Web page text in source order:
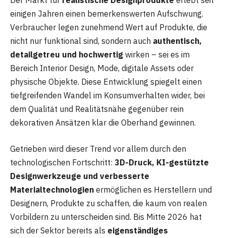
einigen Jahren einen bemerkenswerten Aufschwung.
Verbraucher legen zunehmend Wert auf Produkte, die
nicht nur funktional sind, sondern auch authentisch,
detailgetreu und hochwertig wirken – sei es im
Bereich Interior Design, Mode, digitale Assets oder
physische Objekte. Diese Entwicklung spiegelt einen
tiefgreifenden Wandel im Konsumverhalten wider, bei
dem Qualität und Realitätsnähe gegenüber rein
dekorativen Ansätzen klar die Oberhand gewinnen.
Getrieben wird dieser Trend vor allem durch den
technologischen Fortschritt: 3D-Druck, KI-gestützte
Designwerkzeuge und verbesserte
Materialtechnologien ermöglichen es Herstellern und
Designern, Produkte zu schaffen, die kaum von realen
Vorbildern zu unterscheiden sind. Bis Mitte 2026 hat
sich der Sektor bereits als eigenständiges